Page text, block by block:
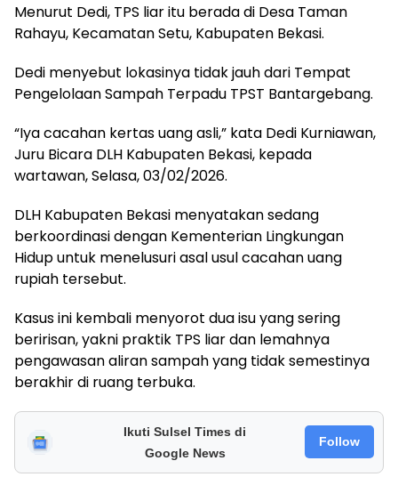
Menurut Dedi, TPS liar itu berada di Desa Taman
Rahayu, Kecamatan Setu, Kabupaten Bekasi.
Dedi menyebut lokasinya tidak jauh dari Tempat
Pengelolaan Sampah Terpadu TPST Bantargebang.
“Iya cacahan kertas uang asli,” kata Dedi Kurniawan,
Juru Bicara DLH Kabupaten Bekasi, kepada
wartawan, Selasa, 03/02/2026.
DLH Kabupaten Bekasi menyatakan sedang
berkoordinasi dengan Kementerian Lingkungan
Hidup untuk menelusuri asal usul cacahan uang
rupiah tersebut.
Kasus ini kembali menyorot dua isu yang sering
beririsan, yakni praktik TPS liar dan lemahnya
pengawasan aliran sampah yang tidak semestinya
berakhir di ruang terbuka.
Ikuti Sulsel Times di
Google News
Follow